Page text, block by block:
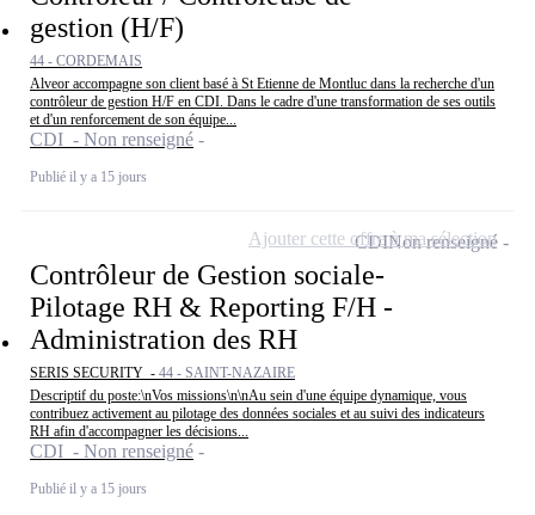
gestion (H/F)
44 - CORDEMAIS
Alveor accompagne son client basé à St Etienne de Montluc dans la recherche d'un
contrôleur de gestion H/F en CDI. Dans le cadre d'une transformation de ses outils
et d'un renforcement de son équipe...
CDI - Non renseigné
Publié il y a 15 jours
Contrôleur de Gestion sociale-
Pilotage RH & Reporting F/H -
Administration des RH
SERIS SECURITY - 44 - SAINT-NAZAIRE
Descriptif du poste:\nVos missions\n\nAu sein d'une équipe dynamique, vous
contribuez activement au pilotage des données sociales et au suivi des indicateurs
RH afin d'accompagner les décisions...
CDI - Non renseigné
Publié il y a 15 jours
CDINon renseigné
Ajouter cette offre à ma sélection